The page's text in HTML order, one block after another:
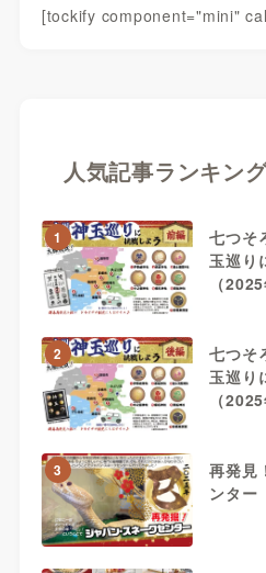
[tockify component="mini"
人気記事ランキン
1
七つそ
玉巡り
（
2
七つそ
玉巡り
（
3
再発見
ンター